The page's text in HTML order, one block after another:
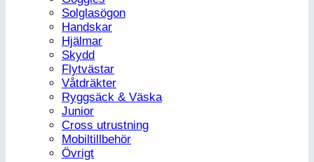
Solglasögon
Handskar
Hjälmar
Skydd
Flytvästar
Våtdräkter
Ryggsäck & Väska
Junior
Cross utrustning
Mobiltillbehör
Övrigt